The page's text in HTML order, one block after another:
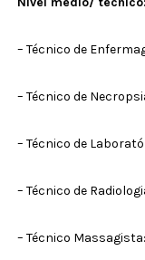
– Técnico de
– Técnico de
– Técnico de
– Técnico de
– Técnico